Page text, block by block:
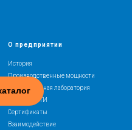
О предприятии
История
Производственные мощности
Испытательная лаборатория
Освоение РТИ
Сертификаты
Взаимодействие